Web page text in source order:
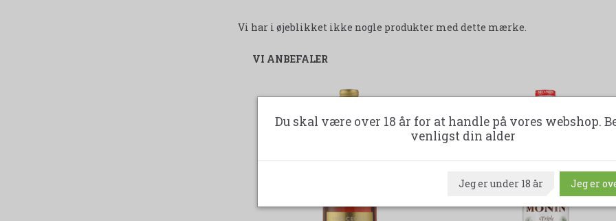
Vi har i øjeblikket ikke nogle produkter med dette mærke.
VI ANBEFALER
-35%
Du skal være over 18 år for at handle på vores webshop.
venligst din alder
Jeg er under 18 år Jeg er